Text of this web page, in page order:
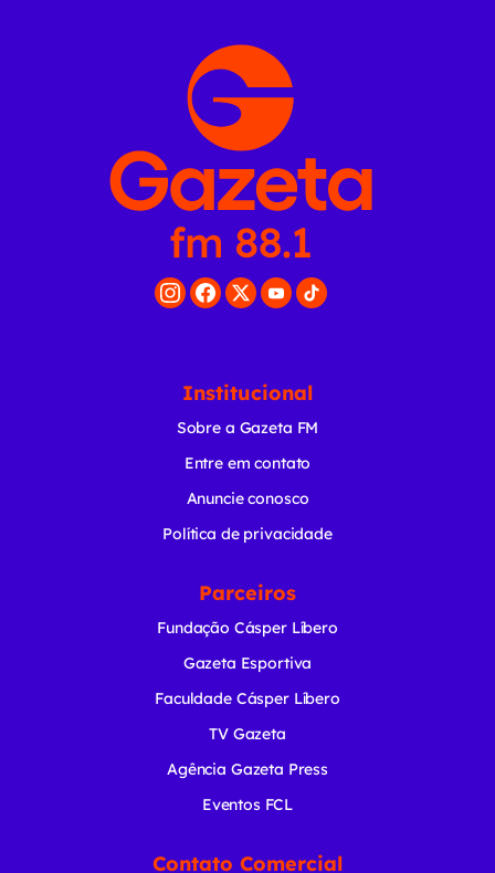
Institucional
Sobre a Gazeta FM
Entre em contato
Anuncie conosco
Política de privacidade
Parceiros
Fundação Cásper Líbero
Gazeta Esportiva
Faculdade Cásper Líbero
TV Gazeta
Agência Gazeta Press
Eventos FCL
Contato Comercial